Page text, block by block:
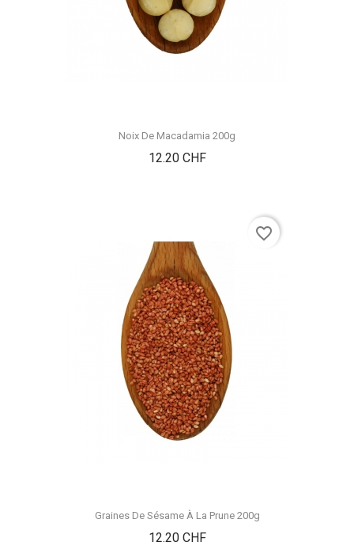
Noix De Macadamia 200g
12.20 CHFPrix
Graines De Sésame À La Prune 200g
12.20 CHFPrix
favorite_border